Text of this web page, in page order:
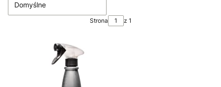
Domyślne
Strona z 1